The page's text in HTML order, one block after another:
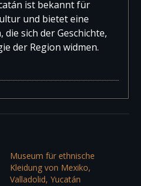
ist bekannt für
und bietet eine
sich der Geschichte,
der Region widmen.
Museum für ethnische
Kleidung von Mexiko,
Valladolid, Yucatán